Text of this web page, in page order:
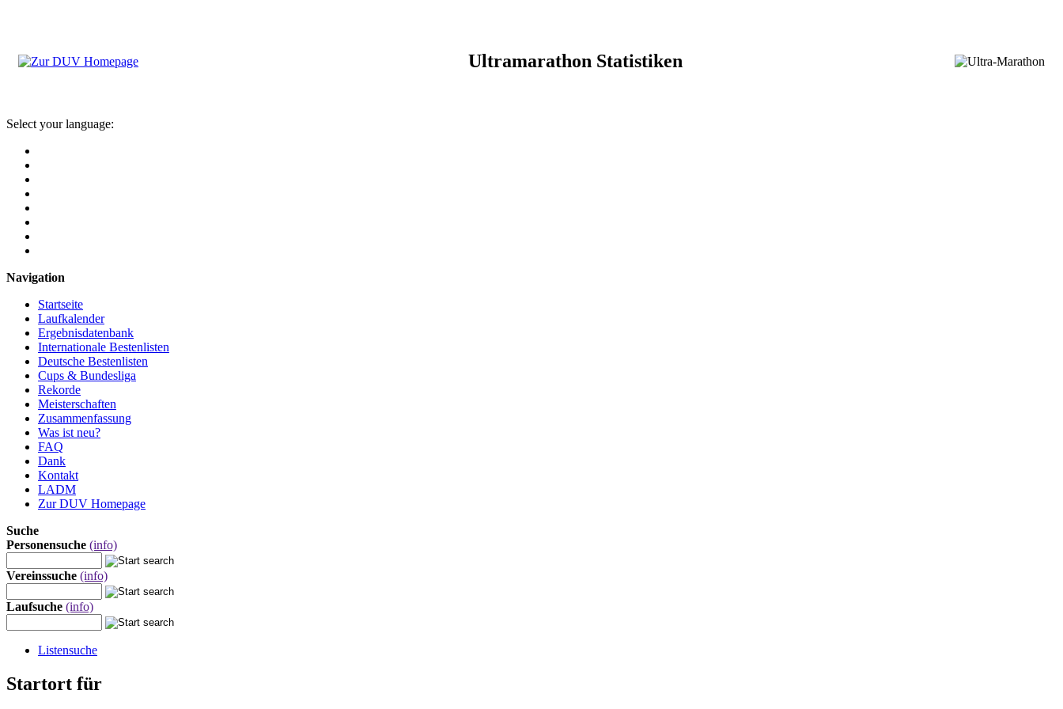
Ultramarathon Statistiken
Select your language:
Navigation
Startseite
Laufkalender
Ergebnisdatenbank
Internationale Bestenlisten
Deutsche Bestenlisten
Cups & Bundesliga
Rekorde
Meisterschaften
Zusammenfassung
Was ist neu?
FAQ
Dank
Kontakt
LADM
Zur DUV Homepage
Suche
Personensuche (info)
Vereinssuche (info)
Laufsuche (info)
Listensuche
Startort für